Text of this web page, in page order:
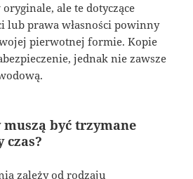
ale te dotyczące
lub prawa własności powinny
pierwotnej formie. Kopie
jednak nie zawsze
muszą być trzymane
czas?
zależy od rodzaju